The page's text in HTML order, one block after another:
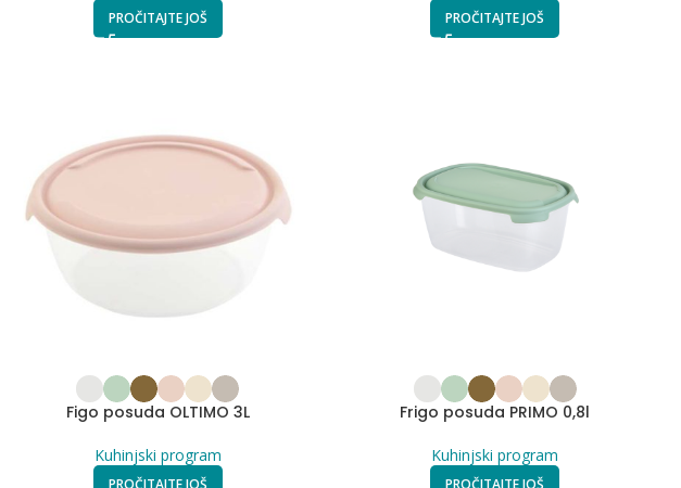
PROČITAJTE JOŠ PROČITAJTE JOŠ
Figo posuda OLTIMO 3L
Kuhinjski program
PROČITAJTE JOŠ
Frigo posuda PRIMO 0,8l
Kuhinjski program
PROČITAJTE JOŠ